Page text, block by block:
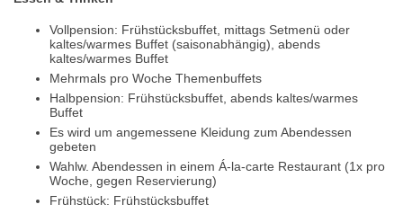
Vollpension: Frühstücksbuffet, mittags Setmenü oder
kaltes/warmes Buffet (saisonabhängig), abends
kaltes/warmes Buffet
Mehrmals pro Woche Themenbuffets
Halbpension: Frühstücksbuffet, abends kaltes/warmes
Buffet
Es wird um angemessene Kleidung zum Abendessen
gebeten
Wahlw. Abendessen in einem Á-la-carte Restaurant (1x pro
Woche, gegen Reservierung)
Frühstück: Frühstücksbuffet